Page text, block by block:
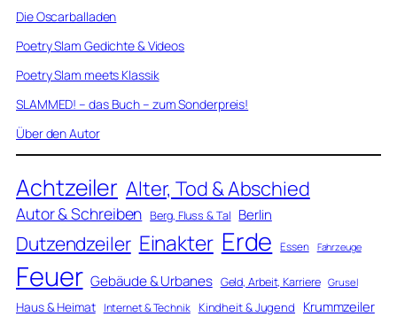
Die Oscarballaden
Poetry Slam Gedichte & Videos
Poetry Slam meets Klassik
SLAMMED! – das Buch – zum Sonderpreis!
Über den Autor
Achtzeiler Alter, Tod & Abschied
Autor & Schreiben Berg, Fluss & Tal Berlin
Dutzendzeiler Einakter Erde Essen Fahrzeuge
Feuer Gebäude & Urbanes Geld, Arbeit, Karriere Grusel
Haus & Heimat Internet & Technik Kindheit & Jugend Krummzeiler